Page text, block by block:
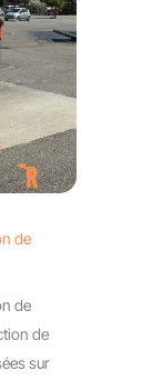
de
de
de
sur